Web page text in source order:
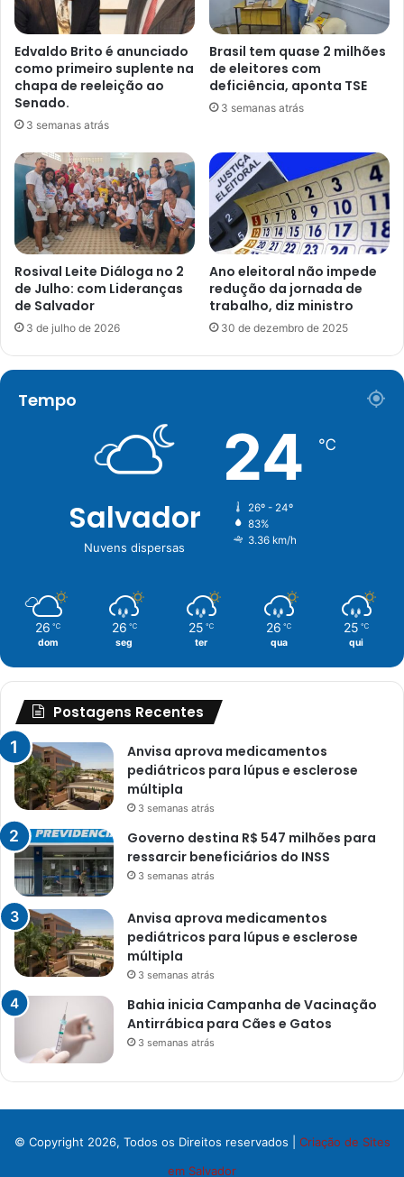
Edvaldo Brito é anunciado
como primeiro suplente na
chapa de reeleição ao
Senado.
3 semanas atrás
Brasil tem quase 2 milhões
de eleitores com
deficiência, aponta TSE
3 semanas atrás
Rosival Leite Diáloga no 2
de Julho: com Lideranças
de Salvador
3 de julho de 2026
Ano eleitoral não impede
redução da jornada de
trabalho, diz ministro
30 de dezembro de 2025
Tempo
Salvador
Nuvens dispersas
24 ℃
26º - 24º
83%
3.36 km/h
26 ℃
dom
26 ℃
seg
25 ℃
ter
26 ℃
qua
25 ℃
qui
Postagens Recentes
Anvisa aprova medicamentos
pediátricos para lúpus e esclerose
múltipla
3 semanas atrás
Governo destina R$ 547 milhões para
ressarcir beneficiários do INSS
3 semanas atrás
Anvisa aprova medicamentos
pediátricos para lúpus e esclerose
múltipla
3 semanas atrás
Bahia inicia Campanha de Vacinação
Antirrábica para Cães e Gatos
3 semanas atrás
© Copyright 2026, Todos os Direitos reservados | Criação de Sites
em Salvador